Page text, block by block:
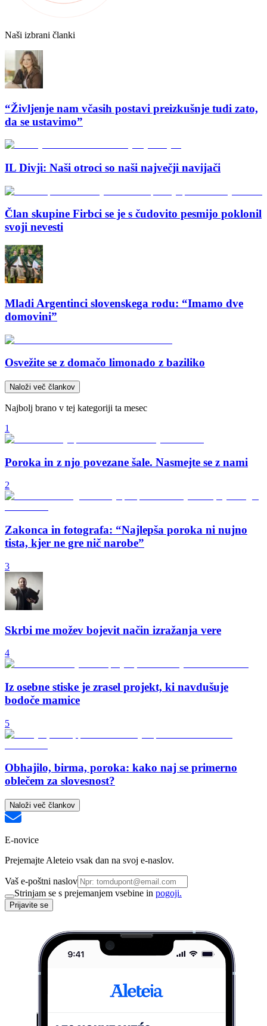
Naši izbrani članki
“Življenje nam včasih postavi preizkušnje tudi zato,
da se ustavimo”
IL Divji: Naši otroci so naši največji navijači
Član skupine Firbci se je s čudovito pesmijo poklonil
svoji nevesti
Mladi Argentinci slovenskega rodu: “Imamo dve
domovini”
Osvežite se z domačo limonado z baziliko
Naloži več člankov
Najbolj brano v tej kategoriji ta mesec
1
Poroka in z njo povezane šale. Nasmejte se z nami
2
Zakonca in fotografa: “Najlepša poroka ni nujno
tista, kjer ne gre nič narobe”
3
Skrbi me možev bojevit način izražanja vere
4
Iz osebne stiske je zrasel projekt, ki navdušuje
bodoče mamice
5
Obhajilo, birma, poroka: kako naj se primerno
oblečem za slovesnost?
Naloži več člankov
E-novice
Prejemajte Aleteio vsak dan na svoj e-naslov.
Vaš e-poštni naslov
Strinjam se s prejemanjem vsebine in pogoji.
Prijavite se